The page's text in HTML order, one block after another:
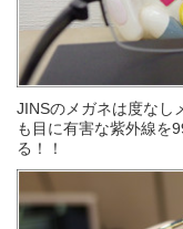
JINSのメガネは度なし
も目に有害な紫外線を
る！！